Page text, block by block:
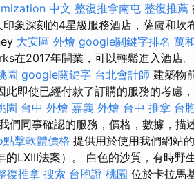
中文 整復推拿南屯 整復推薦
象深刻的4星級服務酒店，薩盧和坎
大安區 外燴 google關鍵字排名 萬
在2017年開業，可以輕鬆進入酒店。
園 google關鍵字 台北會計師 建築物
即使已經付款了訂購的服務的考慮
園 台中 外燴 嘉義 外燴 台中 推拿 台
們同事確認的服務，價格，數據，描
點擊軟體價格 提供用於使用我們網站
LXIII法案）。 白色的沙質，有時野
復推拿 搜索 台胞證 桃園 位於卡拉馬